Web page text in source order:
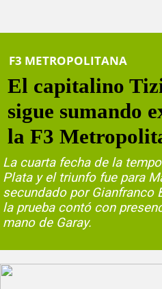
F3 METROPOLITANA
El capitalino
sigue sumando
la F3
La cuarta fecha de la
Plata y el triunfo fue para
secundado por Gianfranco
la prueba contó con
mano de Garay.